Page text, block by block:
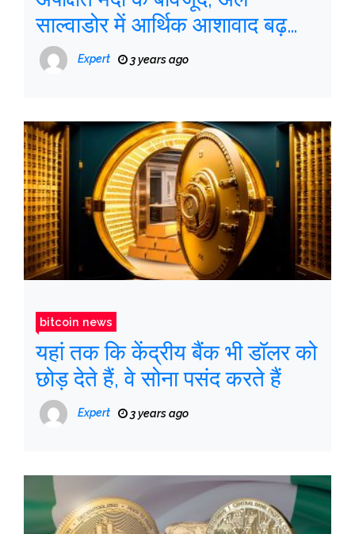
साल्वाडोर में आर्थिक आशावाद बढ़
गया हैExpert 3 years ago
bitcoin news
यहां तक ​​कि केंद्रीय बैंक भी डॉलर को
छोड़ देते हैं, वे सोना पसंद करते हैं
Expert 3 years ago